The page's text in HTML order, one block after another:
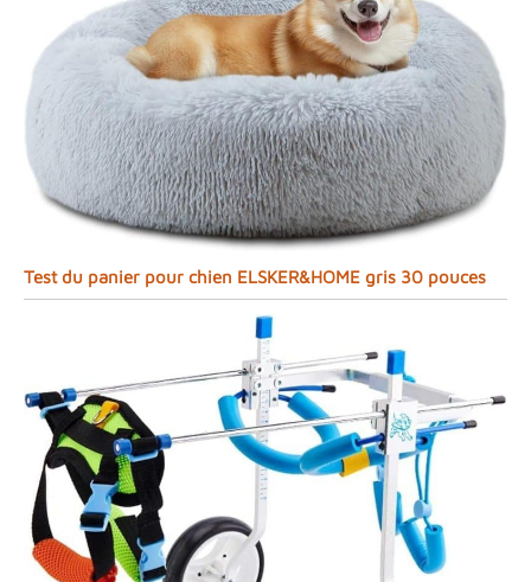
Test du panier pour chien ELSKER&HOME gris 30 pouces